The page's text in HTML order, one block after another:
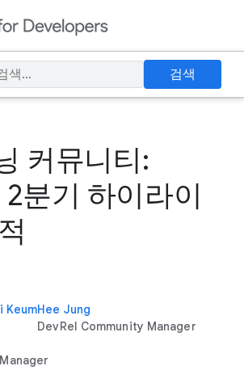
검색
커뮤니티:
분기 하이라이
KeumHee Jung
DevRel Community Manager